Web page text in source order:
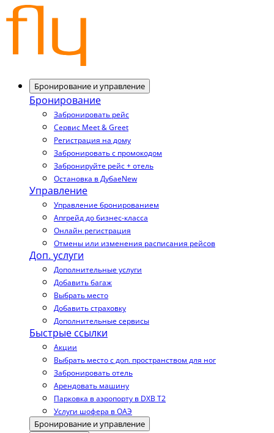
Бронирование и управление
Бронирование
Забронировать рейс
Сервис Meet & Greet
Регистрация на дому
Забронировать с промокодом
Забронируйте рейс + отель
Остановка в ДубаеNew
Управление
Управление бронированием
Апгрейд до бизнес-класса
Онлайн регистрация
Отмены или изменения расписания рейсов
Доп. услуги
Дополнительные услуги
Добавить багаж
Выбрать место
Добавить страховку
Дополнительные сервисы
Быстрые ссылки
Акции
Выбрать место с доп. пространством для ног
Забронировать отель
Арендовать машину
Парковка в аэропорту в DXB T2
Услуги шофера в ОАЭ
Бронирование и управление